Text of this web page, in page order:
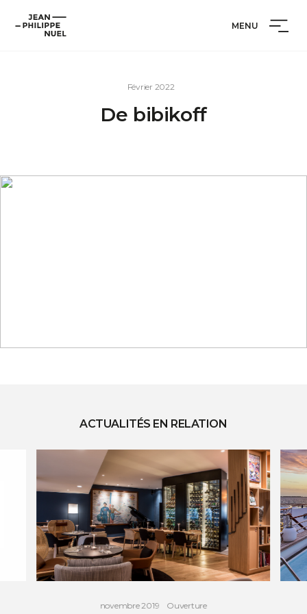
contenu
Jean-
Philippe
MENU
Février 2022
De bibikoff
ACTUALITÉS EN RELATION
novembre 2019 Ouverture